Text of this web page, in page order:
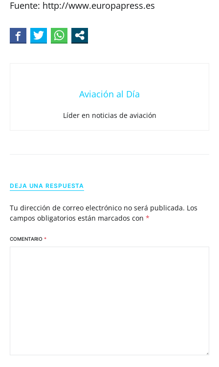
Fuente: http://www.europapress.es
Aviación al Día
Líder en noticias de aviación
DEJA UNA RESPUESTA
Tu dirección de correo electrónico no será publicada. Los
campos obligatorios están marcados con *
COMENTARIO *